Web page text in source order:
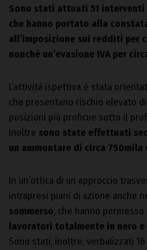
Sono stati attuati 51
che hanno portato alla
all’imposizione sui redditi per
nonché un’evasione IVA per
L’attività ispettiva è stata
che presentano rischio elevato
posizioni più proficue sotto il
Inoltre sono state effettuati
un ammontare di circa 750mila
In un’ottica di un approccio
intrapresi piani di azione anche
sommerso, che hanno
lavoratori totalmente in nero
Sono stati, inoltre, verbalizzati